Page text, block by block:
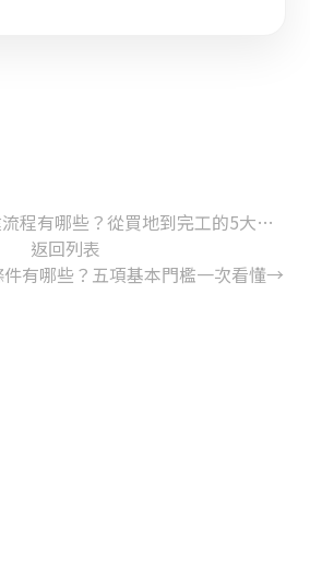
有哪些？從買地到完工的5大步驟一次看懂
返回列表
有哪些？五項基本門檻一次看懂→